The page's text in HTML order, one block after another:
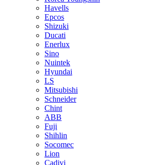
Havells
Epcos
Shizuki
Ducati
Enerlux
Sino
Nuintek
Hyundai
LS
Mitsubishi
Schneider
Chint
ABB
Fuji
Shihlin
Socomec
Lion
Cadivi